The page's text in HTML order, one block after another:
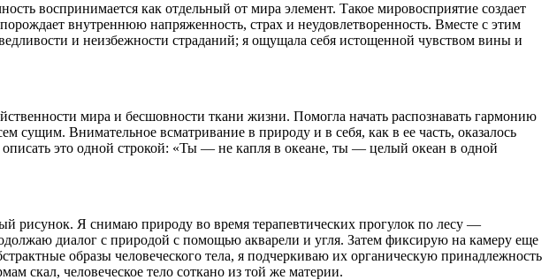
воспринимается как отдельный от мира элемент. Такое мировосприятие создает
внутреннюю напряженность, страх и неудовлетворенность. Вместе с этим
и неизбежности страданий; я ощущала себя истощенной чувством вины и
мира и бесшовности ткани жизни. Помогла начать распознавать гармонию
Внимательное всматривание в природу и в себя, как в ее часть, оказалось
это одной строкой: «Ты — не капля в океане, ты — целый океан в одной
рисунок. Я снимаю природу во время терапевтических прогулок по лесу —
диалог с природой с помощью акварели и угля. Затем фиксирую на камеру еще
образы человеческого тела, я подчеркиваю их органическую принадлежность
скал, человеческое тело соткано из той же материи.